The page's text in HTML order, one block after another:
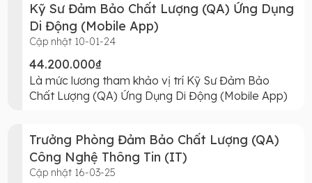
Kỹ Sư Đảm Bảo Chất Lượng (QA) Ứng Dụng
Di Động (Mobile App)
Cập nhật 10-01-24
44.200.000₫
Là mức lương tham khảo vị trí Kỹ Sư Đảm Bảo
Chất Lượng (QA) Ứng Dụng Di Động (Mobile App)
Trưởng Phòng Đảm Bảo Chất Lượng (QA)
Công Nghệ Thông Tin (IT)
Cập nhật 16-03-25